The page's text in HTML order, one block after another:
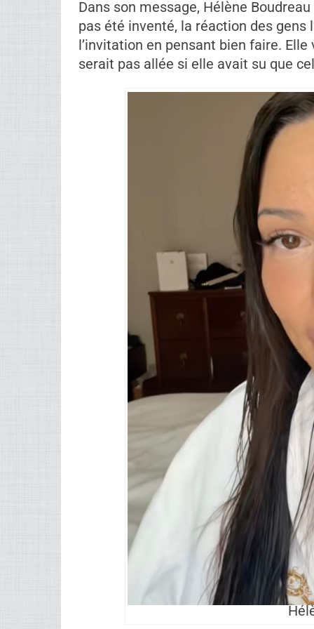
Selon les récits publiés cette
envoyé par un finissant, avec l’appui
jeune au bal. Hélène Boudreau
venue pour rendre l’expérience
Le problème, c’est que sa présence
sa vidéo, elle raconte avoir été
seconde fois à l’après-bal. Cette
réactions, entre soutien, malaise et
Cette fois, elle dit craindre une mise
affirme toutefois que tout n’était
selon elle, le jeune et son père
Dans son message, Hélène
pas été inventé, la réaction des
l’invitation en pensant bien faire.
serait pas allée si elle avait su que